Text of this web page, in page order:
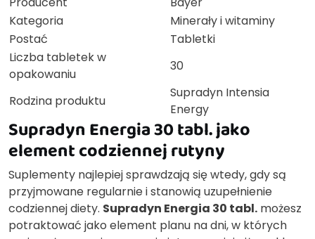
Kategoria
Minerały i witaminy
Postać
Tabletki
Liczba tabletek w
opakowaniu
30
Rodzina produktu
Supradyn Intensia
Energy
Supradyn Energia 30 tabl. jako
element codziennej rutyny
Suplementy najlepiej sprawdzają się wtedy, gdy są
przyjmowane regularnie i stanowią uzupełnienie
codziennej diety. Supradyn Energia 30 tabl. możesz
potraktować jako element planu na dni, w których